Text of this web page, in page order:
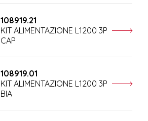
108919.21
KIT ALIMENTAZIONE L1200 3P
CAP
108919.01
KIT ALIMENTAZIONE L1200 3P
BIA